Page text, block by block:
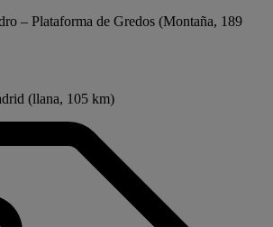
– Plataforma de Gredos (Montaña, 189
(llana, 105 km)